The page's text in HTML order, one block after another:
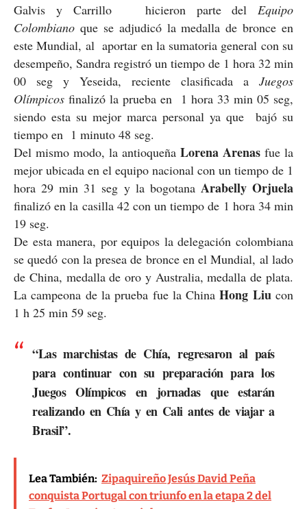
Galvis y Carrillo hicieron parte del Equipo
Colombiano que se adjudicó la medalla de bronce en
este Mundial, al aportar en la sumatoria general con su
desempeño, Sandra registró un tiempo de 1 hora 32 min
00 seg y Yeseida, reciente clasificada a Juegos
Olímpicos finalizó la prueba en 1 hora 33 min 05 seg,
siendo esta su mejor marca personal ya que bajó su
tiempo en 1 minuto 48 seg.
Del mismo modo, la antioqueña Lorena Arenas fue la
mejor ubicada en el equipo nacional con un tiempo de 1
hora 29 min 31 seg y la bogotana Arabelly Orjuela
finalizó en la casilla 42 con un tiempo de 1 hora 34 min
19 seg.
De esta manera, por equipos la delegación colombiana
se quedó con la presea de bronce en el Mundial, al lado
de China, medalla de oro y Australia, medalla de plata.
La campeona de la prueba fue la ChinaHong Liucon
1 h 25 min 59 seg.
“Las marchistas de Chía, regresaron al país
para continuar con su preparación para los
Juegos Olímpicos en jornadas que estarán
realizando en Chía y en Cali antes de viajar a
Brasil”.
Lea También: Zipaquireño Jesús David Peña
conquista Portugal con triunfo en la etapa 2 del